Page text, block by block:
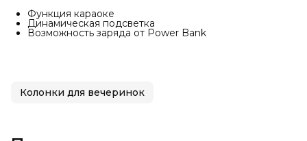
Функция караоке
Динамическая подсветка
Возможность заряда от Power Bank
Колонки для вечеринок